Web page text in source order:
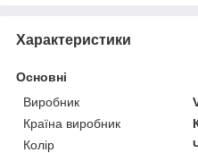
Характеристики
Основні
Виробник
Країна виробник
Колір